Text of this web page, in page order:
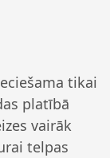
tikai
platībā
vairāk
telpas